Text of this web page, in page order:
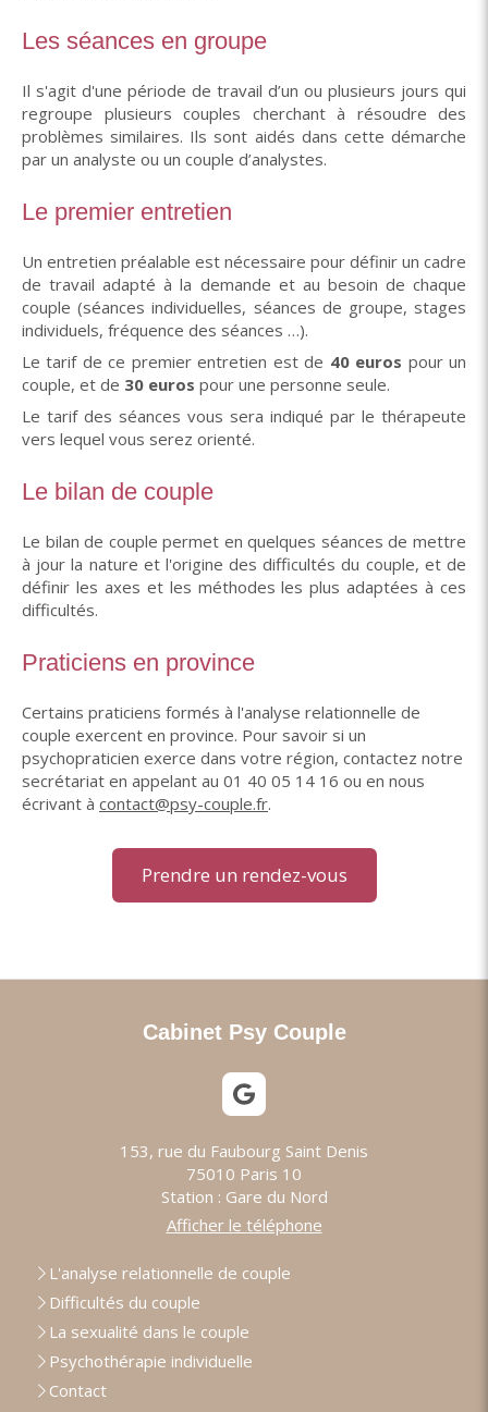
Les séances en groupe
Il s'agit d'une période de travail d’un ou plusieurs jours qui
regroupe plusieurs couples cherchant à résoudre des
problèmes similaires. Ils sont aidés dans cette démarche
par un analyste ou un couple d’analystes.
Le premier entretien
Un entretien préalable est nécessaire pour définir un cadre
de travail adapté à la demande et au besoin de chaque
couple (séances individuelles, séances de groupe, stages
individuels, fréquence des séances …).
Le tarif de ce premier entretien est de 40 euros pour un
couple, et de 30 euros pour une personne seule.
Le tarif des séances vous sera indiqué par le thérapeute
vers lequel vous serez orienté.
Le bilan de couple
Le bilan de couple permet en quelques séances de mettre
à jour la nature et l'origine des difficultés du couple, et de
définir les axes et les méthodes les plus adaptées à ces
difficultés.
Praticiens en province
Certains praticiens formés à l'analyse relationnelle de
couple exercent en province. Pour savoir si un
psychopraticien exerce dans votre région, contactez notre
secrétariat en appelant au 01 40 05 14 16 ou en nous
écrivant à contact@psy-couple.fr.
Prendre un rendez-vous
Cabinet Psy Couple
153, rue du Faubourg Saint Denis
75010 Paris 10
Station : Gare du Nord
Afficher le téléphone
L'analyse relationnelle de couple
Difficultés du couple
La sexualité dans le couple
Psychothérapie individuelle
Contact